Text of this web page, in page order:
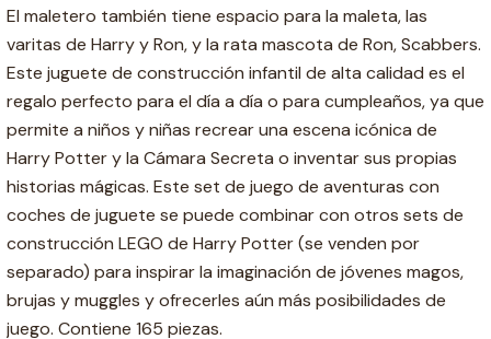
El maletero también tiene espacio para la maleta, las
varitas de Harry y Ron, y la rata mascota de Ron, Scabbers.
Este juguete de construcción infantil de alta calidad es el
regalo perfecto para el día a día o para cumpleaños, ya que
permite a niños y niñas recrear una escena icónica de
Harry Potter y la Cámara Secreta o inventar sus propias
historias mágicas. Este set de juego de aventuras con
coches de juguete se puede combinar con otros sets de
construcción LEGO de Harry Potter (se venden por
separado) para inspirar la imaginación de jóvenes magos,
brujas y muggles y ofrecerles aún más posibilidades de
juego. Contiene 165 piezas.